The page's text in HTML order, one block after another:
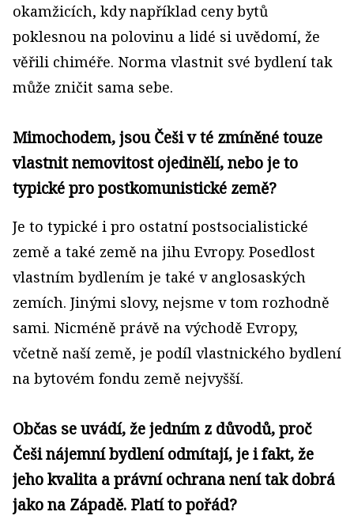
okamžicích, kdy například ceny bytů
poklesnou na polovinu a lidé si uvědomí, že
věřili chiméře. Norma vlastnit své bydlení tak
může zničit sama sebe.
Mimochodem, jsou Češi v té zmíněné touze
vlastnit nemovitost ojedinělí, nebo je to
typické pro postkomunistické země?
Je to typické i pro ostatní postsocialistické
země a také země na jihu Evropy. Posedlost
vlastním bydlením je také v anglosaských
zemích. Jinými slovy, nejsme v tom rozhodně
sami. Nicméně právě na východě Evropy,
včetně naší země, je podíl vlastnického bydlení
na bytovém fondu země nejvyšší.
Občas se uvádí, že jedním z důvodů, proč
Češi nájemní bydlení odmítají, je i fakt, že
jeho kvalita a právní ochrana není tak dobrá
jako na Západě. Platí to pořád?